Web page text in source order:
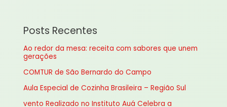
i
s
p
Posts Recentes
Ao redor da mesa: receita com sabores que unem
gerações
COMTUR de São Bernardo do Campo
Aula Especial de Cozinha Brasileira – Região Sul
vento Realizado no Instituto Auá Celebra a